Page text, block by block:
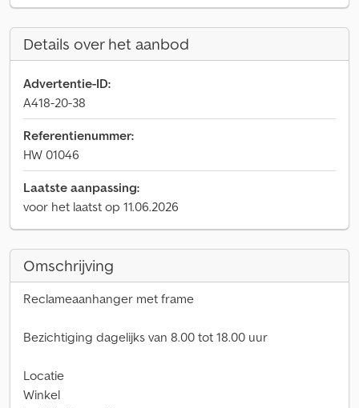
Details over het aanbod
Advertentie-ID:
A418-20-38
Referentienummer:
HW 01046
Laatste aanpassing:
voor het laatst op 11.06.2026
Omschrijving
Reclameaanhanger met frame
Bezichtiging dagelijks van 8.00 tot 18.00 uur
Locatie
Winkel